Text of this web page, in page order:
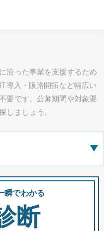
沿った事業を支援するため
導入・販路開拓など幅広い
要です。公募期間や対象要
しましょう。
▶
示
瞬でわかる
断